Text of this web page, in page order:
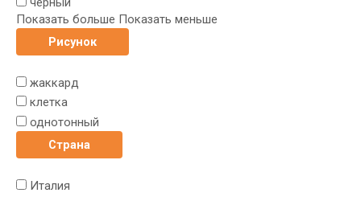
Показать больше Показать меньше
Рисунок
жаккард
клетка
однотонный
Страна
Италия